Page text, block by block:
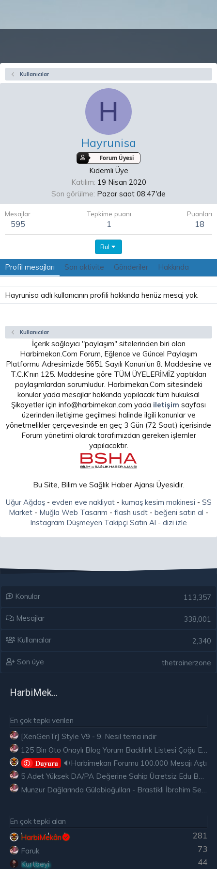
Kullanıcılar
H
Hayrunisa
Forum Üyesi
Kıdemli Üye
Katılım 19 Nisan 2020
Son görülme Pazar saat 08:47'de
Mesajlar
595
Tepkime puanı
1
Puanları
18
Bul
Profil mesajları Son aktivite Gönderiler Hakkında
Hayrunisa adlı kullanıcının profili hakkında henüz mesaj yok.
Kullanıcılar
İçerik sağlayıcı "paylaşım" sitelerinden biri olan
Harbimekan.Com Forum, Eğlence ve Güncel Paylaşım
Platformu Adresimizde 5651 Sayılı Kanun’un 8. Maddesine ve
T.C.K’nın 125. Maddesine göre TÜM ÜYELERİMİZ yaptıkları
paylaşımlardan sorumludur. Harbimekan.Com sitesindeki
konular yada mesajlar hakkında yapılacak tüm hukuksal
Şikayetler için info@harbimekan.com yada iletişim sayfası
üzerinden iletişime geçilmesi halinde ilgili kanunlar ve
yönetmelikler çerçevesinde en geç 3 Gün (72 Saat) içerisinde
Forum yönetimi olarak tarafımızdan gereken işlemler
yapılacaktır.
Bu Site, Bilim ve Sağlık Haber Ajansı Üyesidir.
Uğur Ağdaş- evden eve nakliyat- kumaş kesim makinesi - SS
Market - Muğla Web Tasarım - flash usdt - beğeni satın al -
Instagram Düşmeyen Takipçi Satın Al - dizi izle
Konular 113,357
Mesajlar 338,001
Kullanıcılar 2,340
Son üye thetrainerzone
HarbiMekân
En çok tepki verilen
[XenGenTr] Style V9 - 9. Nesil tema indir
𝐃𝐮𝐲𝐮𝐫𝐮
🔉Harbimekan Forumu 100.000 Mesajı Aştı
5 Adet Yüksek DA/PA Değerine Sahip Ücretsiz Edu Backlink
En çok tepki alan
281
HarbiMekân
73
Faruk
44
Kurtbeyi